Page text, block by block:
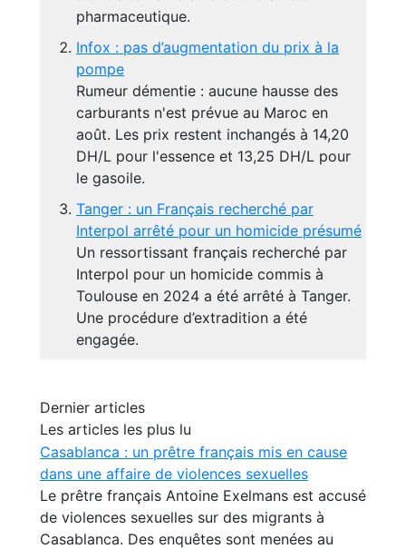
pharmaceutique.
Infox : pas d’augmentation du prix à la
pompe
Rumeur démentie : aucune hausse des
carburants n'est prévue au Maroc en
août. Les prix restent inchangés à 14,20
DH/L pour l'essence et 13,25 DH/L pour
le gasoile.
Tanger : un Français recherché par
Interpol arrêté pour un homicide présumé
Un ressortissant français recherché par
Interpol pour un homicide commis à
Toulouse en 2024 a été arrêté à Tanger.
Une procédure d’extradition a été
engagée.
Dernier articles
Les articles les plus lu
Casablanca : un prêtre français mis en cause
dans une affaire de violences sexuelles
Le prêtre français Antoine Exelmans est accusé
de violences sexuelles sur des migrants à
Casablanca. Des enquêtes sont menées au